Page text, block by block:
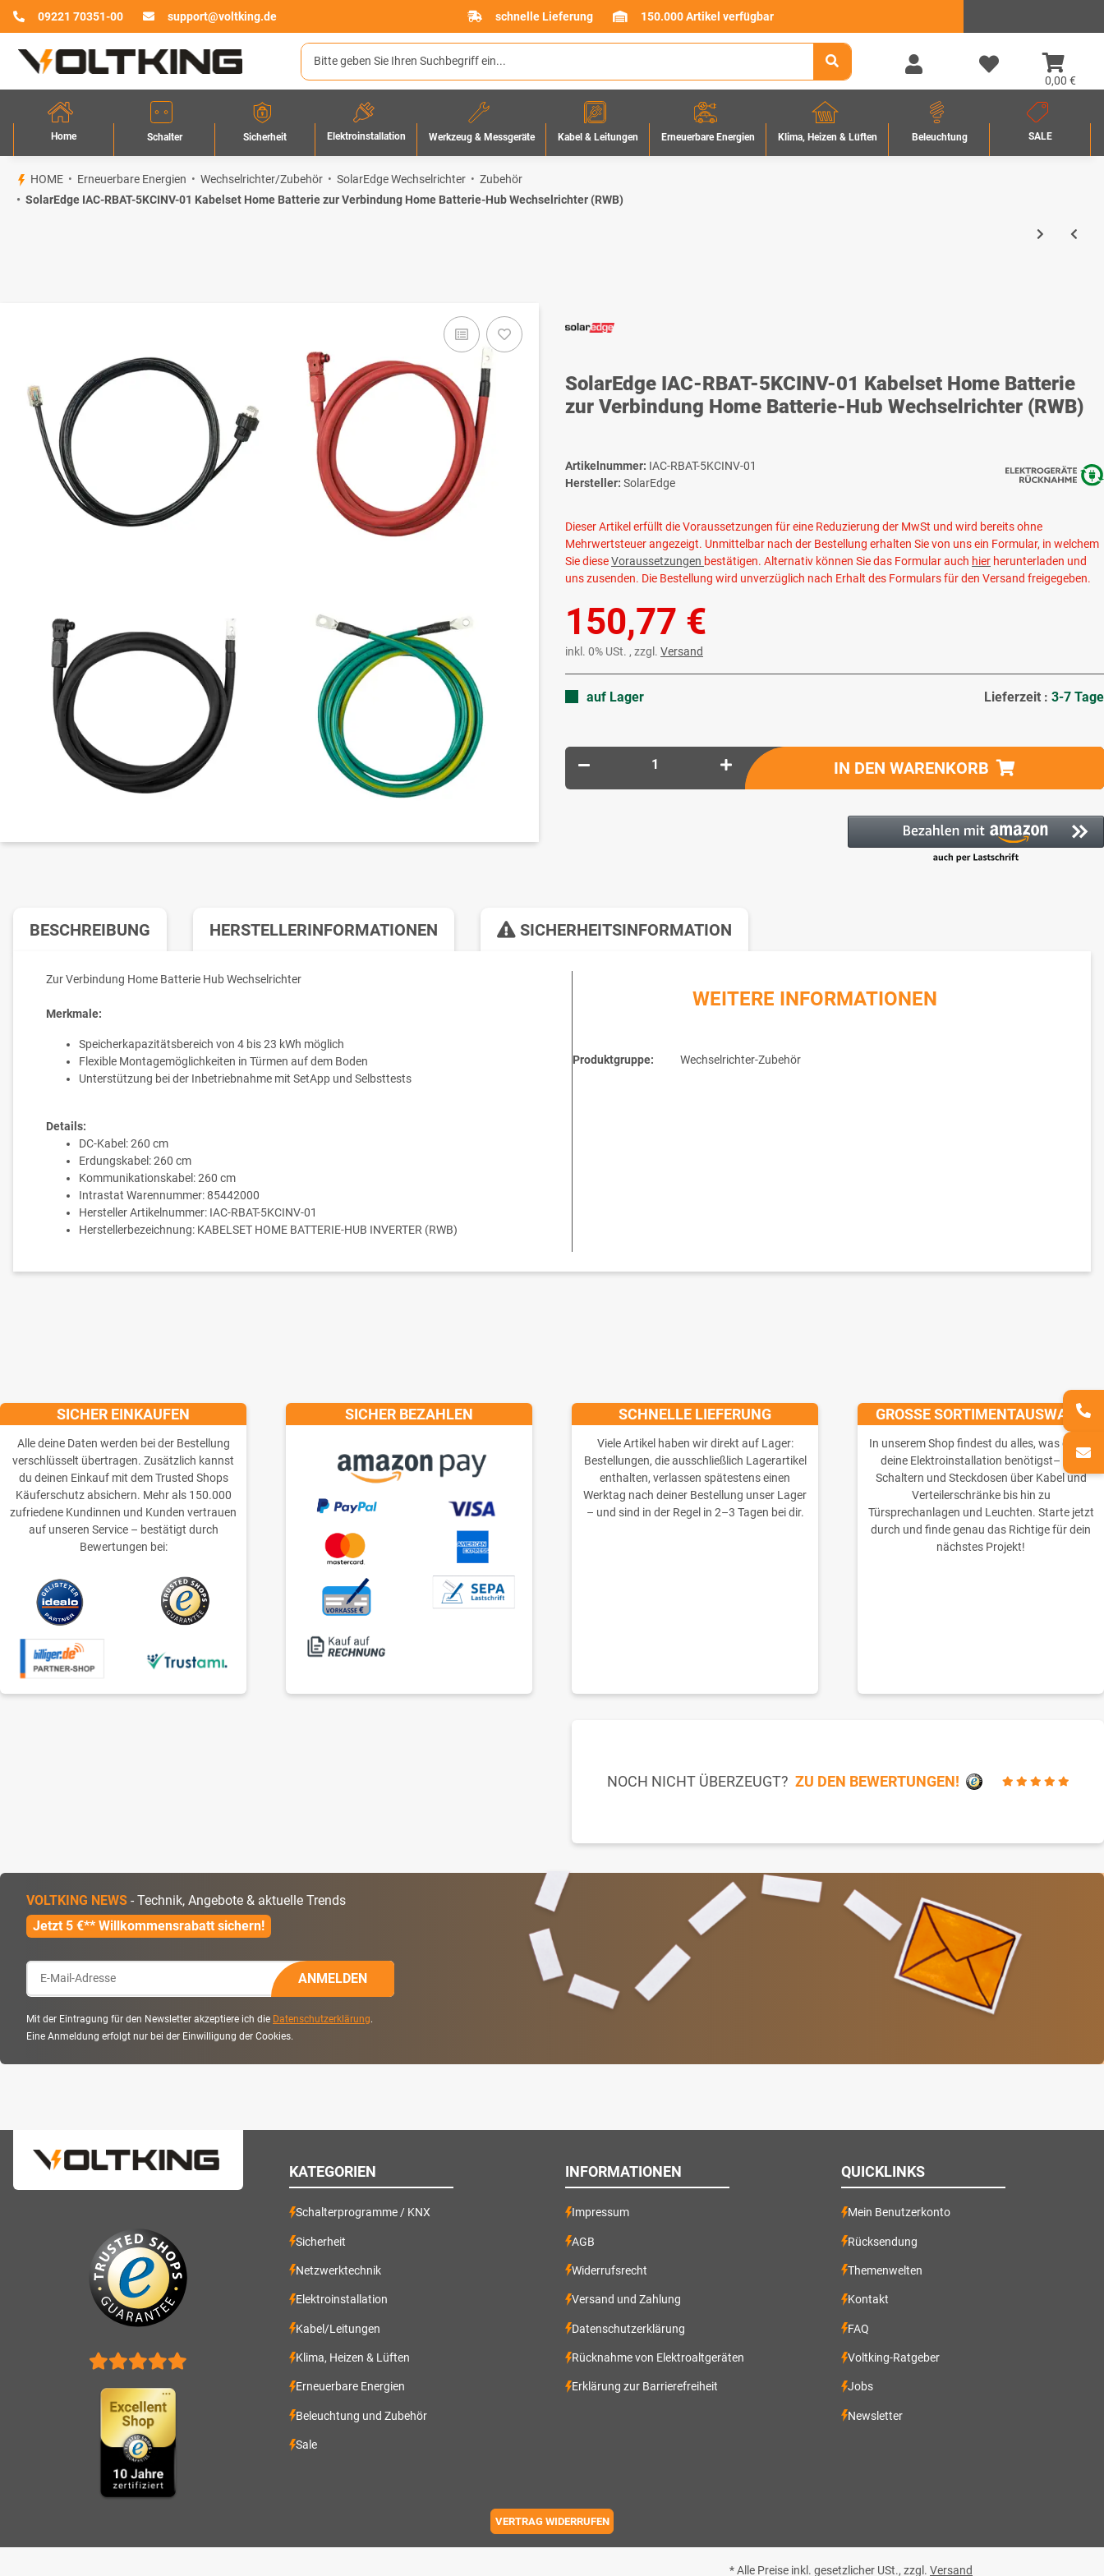
09221 70351-00 support@voltking.de schnelle Lieferung 150.000 Artikel verfügbar
0,00 €
Home Schalter Sicherheit Elektroinstallation Werkzeug & Messgeräte Kabel & Leitungen Erneuerbare Energien Klima, Heizen & Lüften Beleuchtung SALE
HOME Erneuerbare Energien Wechselrichter/Zubehör SolarEdge Wechselrichter
Zubehör
SolarEdge IAC-RBAT-5KCINV-01 Kabelset Home Batterie zur Verbindung Home Batterie-Hub Wechselrichter (RWB)
SolarEdge IAC-RBAT-5KCINV-01 Kabelset Home Batterie
zur Verbindung Home Batterie-Hub Wechselrichter (RWB)
Artikelnummer: IAC-RBAT-5KCINV-01
Hersteller: SolarEdge
Dieser Artikel erfüllt die Voraussetzungen für eine Reduzierung der MwSt und wird bereits ohne
Mehrwertsteuer angezeigt. Unmittelbar nach der Bestellung erhalten Sie von uns ein Formular, in welchem
Sie dieseVoraussetzungen bestätigen. Alternativ können Sie das Formular auch hier herunterladen und
uns zusenden. Die Bestellung wird unverzüglich nach Erhalt des Formulars für den Versand freigegeben.
150,77 €
inkl. 0% USt. , zzgl. Versand
auf Lager Lieferzeit : 3-7 Tage
IN DEN WARENKORB
BESCHREIBUNG HERSTELLERINFORMATIONEN SICHERHEITSINFORMATION
Zur Verbindung Home Batterie Hub Wechselrichter
Merkmale:
Speicherkapazitätsbereich von 4 bis 23 kWh möglich
Flexible Montagemöglichkeiten in Türmen auf dem Boden
Unterstützung bei der Inbetriebnahme mit SetApp und Selbsttests
Details:
DC-Kabel: 260 cm
Erdungskabel: 260 cm
Kommunikationskabel: 260 cm
Intrastat Warennummer: 85442000
Hersteller Artikelnummer: IAC-RBAT-5KCINV-01
Herstellerbezeichnung: KABELSET HOME BATTERIE-HUB INVERTER (RWB)
WEITERE INFORMATIONEN
Produktgruppe: Wechselrichter-Zubehör
VOLTKING NEWS - Technik, Angebote & aktuelle Trends
Jetzt 5 €** Willkommensrabatt sichern!
ANMELDEN
Mit der Eintragung für den Newsletter akzeptiere ich die Datenschutzerklärung.
Eine Anmeldung erfolgt nur bei der Einwilligung der Cookies.
SICHER EINKAUFEN
Alle deine Daten werden bei der Bestellung
verschlüsselt übertragen. Zusätzlich kannst
du deinen Einkauf mit dem Trusted Shops
Käuferschutz absichern. Mehr als 150.000
zufriedene Kundinnen und Kunden vertrauen
auf unseren Service – bestätigt durch
Bewertungen bei:
SICHER BEZAHLEN SCHNELLE LIEFERUNG
Viele Artikel haben wir direkt auf Lager:
Bestellungen, die ausschließlich Lagerartikel
enthalten, verlassen spätestens einen
Werktag nach deiner Bestellung unser Lager
– und sind in der Regel in 2–3 Tagen bei dir.
GROSSE SORTIMENTAUSWAHL
In unserem Shop findest du alles, was du für
deine Elektroinstallation benötigst– von
Schaltern und Steckdosen über Kabel und
Verteilerschränke bis hin zu
Türsprechanlagen und Leuchten. Starte jetzt
durch und finde genau das Richtige für dein
nächstes Projekt!
NOCH NICHT ÜBERZEUGT? ZU DEN BEWERTUNGEN!
KATEGORIEN
Schalterprogramme / KNX
Sicherheit
Netzwerktechnik
Elektroinstallation
Kabel/Leitungen
Klima, Heizen & Lüften
Erneuerbare Energien
Beleuchtung und Zubehör
Sale
INFORMATIONEN
Impressum
AGB
Widerrufsrecht
Versand und Zahlung
Datenschutzerklärung
Rücknahme von Elektroaltgeräten
Erklärung zur Barrierefreiheit
QUICKLINKS
Mein Benutzerkonto
Rücksendung
Themenwelten
Kontakt
FAQ
Voltking-Ratgeber
Jobs
Newsletter
VERTRAG WIDERRUFEN
* Alle Preise inkl. gesetzlicher USt., zzgl. Versand